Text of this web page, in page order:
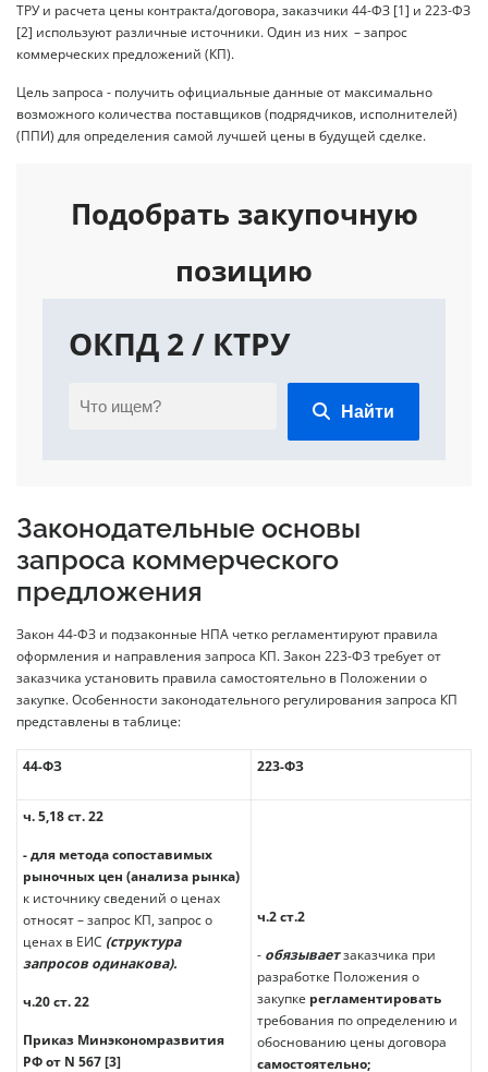
ТРУ и расчета цены контракта/договора, заказчики 44-ФЗ [1] и 223-ФЗ
[2] используют различные источники. Один из них – запрос
коммерческих предложений (КП).
Цель запроса - получить официальные данные от максимально
возможного количества поставщиков (подрядчиков, исполнителей)
(ППИ) для определения самой лучшей цены в будущей сделке.
Подобрать закупочную
позицию
ОКПД 2 / КТРУ
Найти
Законодательные основы
запроса коммерческого
предложения
Закон 44-ФЗ и подзаконные НПА четко регламентируют правила
оформления и направления запроса КП. Закон 223-ФЗ требует от
заказчика установить правила самостоятельно в Положении о
закупке. Особенности законодательного регулирования запроса КП
представлены в таблице:
44-ФЗ 223-ФЗ
ч. 5,18 ст. 22
- для метода сопоставимых
рыночных цен (анализа рынка)
к источнику сведений о ценах
относят – запрос КП, запрос о
ценах в ЕИС (структура
запросов одинакова).
ч.20 ст. 22
Приказ Минэкономразвития
РФ от N 567 [3]
ч.2 ст.2
- обязываетзаказчика при
разработке Положения о
закупке регламентировать
требования по определению и
обоснованию цены договора
самостоятельно;